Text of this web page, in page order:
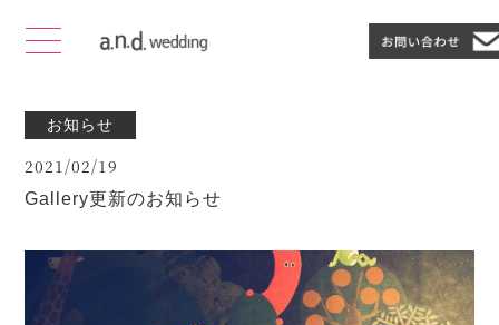
お知らせ
2021/02/19
Gallery更新のお知らせ